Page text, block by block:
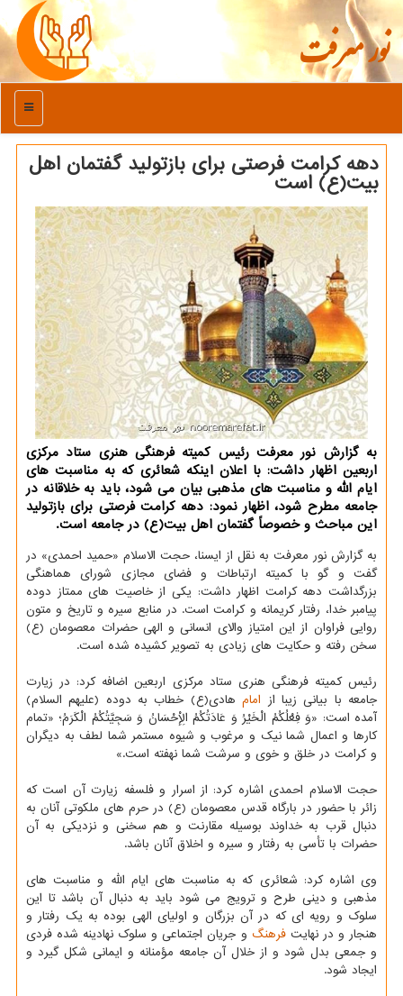
نور معرفت
منو
دهه كرامت فرصتی برای بازتولید گفتمان اهل
بیت(ع) است
به گزارش نور معرفت رئیس كمیته فرهنگی هنری ستاد مركزی
اربعین اظهار داشت: با اعلان اینكه شعائری كه به مناسبت های
ایام الله و مناسبت های مذهبی بیان می شود، باید به خلاقانه در
جامعه مطرح شود، اظهار نمود: دهه كرامت فرصتی برای بازتولید
این مباحث و خصوصاً گفتمان اهل بیت(ع) در جامعه است.
به گزارش نور معرفت به نقل از ایسنا، حجت الاسلام «حمید احمدی» در
گفت و گو با کمیته ارتباطات و فضای مجازی شورای هماهنگی
بزرگداشت دهه کرامت اظهار داشت: یکی از خاصیت های ممتاز دوده
پیامبر خدا، رفتار کریمانه و کرامت است. در منابع سیره و تاریخ و متون
روایی فراوان از این امتیاز والای انسانی و الهی حضرات معصومان (ع)
سخن رفته و حکایت های زیادی به تصویر کشیده شده است.
رئیس کمیته فرهنگی هنری ستاد مرکزی اربعین اضافه کرد: در زیارت
جامعه با بیانی زیبا از امامهادی(ع) خطاب به دوده (علیهم السلام)
آمده است: «وَ فِعْلُکُمُ الْخَیْرُ وَ عَادَتُکُمُ الْإِحْسَانُ وَ سَجِیَّتُکُمُ الْکَرَمُ؛ «تمام
کارها و اعمال شما نیک و مرغوب و شیوه مستمر شما لطف به دیگران
و کرامت در خلق و خوی و سرشت شما نهفته است.»
حجت الاسلام احمدی اشاره کرد: از اسرار و فلسفه زیارت آن است که
زائر با حضور در بارگاه قدس معصومان (ع) در حرم های ملکوتی آنان به
دنبال قرب به خداوند بوسیله مقارنت و هم سخنی و نزدیکی به آن
حضرات با تأسی به رفتار و سیره و اخلاق آنان باشد.
وی اشاره کرد: شعائری که به مناسبت های ایام الله و مناسبت های
مذهبی و دینی طرح و ترویج می شود باید به دنبال آن باشد تا این
سلوک و رویه ای که در آن بزرگان و اولیای الهی بوده به یک رفتار و
هنجار و در نهایتفرهنگ و جریان اجتماعی و سلوک نهادینه شده فردی
و جمعی بدل شود و از خلال آن جامعه مؤمنانه و ایمانی شکل گیرد و
ایجاد شود.